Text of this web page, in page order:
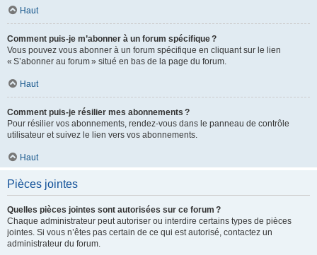
Haut
Comment puis-je m’abonner à un forum spécifique ?
Vous pouvez vous abonner à un forum spécifique en cliquant sur le lien
« S’abonner au forum » situé en bas de la page du forum.
Haut
Comment puis-je résilier mes abonnements ?
Pour résilier vos abonnements, rendez-vous dans le panneau de contrôle
utilisateur et suivez le lien vers vos abonnements.
Haut
Pièces jointes
Quelles pièces jointes sont autorisées sur ce forum ?
Chaque administrateur peut autoriser ou interdire certains types de pièces
jointes. Si vous n’êtes pas certain de ce qui est autorisé, contactez un
administrateur du forum.